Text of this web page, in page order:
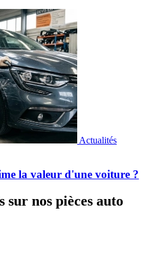
Actualités
la valeur d'une voiture ?
sur nos pièces auto